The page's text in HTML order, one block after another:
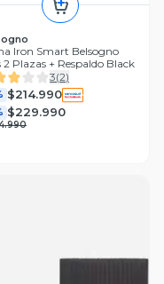
Iron Smart Belsogno
2 Plazas + Respaldo Black
3(2)
$214.990
$229.990